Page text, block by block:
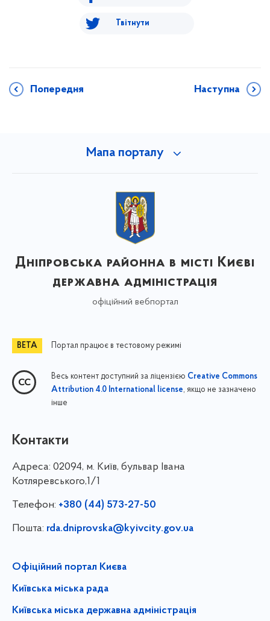
Твітнути
Попередня Наступна
Мапа порталу
Дніпровська районна в місті Києві
державна адміністрація
офіційний вебпортал
Портал працює в тестовому режимі
Весь контент доступний за ліцензією Creative Commons
Attribution 4.0 International license, якщо не зазначено
інше
Контакти
Адреса: 02094, м. Київ, бульвар Івана
Котляревського,1/1
Телефон: +380 (44) 573-27-50
Пошта: rda.dniprovska@kyivcity.gov.ua
Офіційний портал Києва
Київська міська рада
Київська міська державна адміністрація